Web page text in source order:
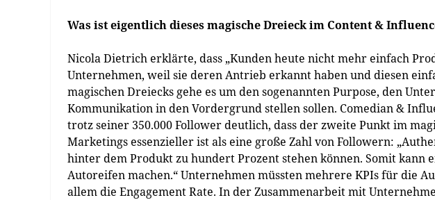
Was ist eigentlich dieses magische Dreieck im Content &
Nicola Dietrich erklärte, dass „Kunden heute nicht mehr einfach
Unternehmen, weil sie deren Antrieb erkannt haben und diesen
magischen Dreiecks gehe es um den sogenannten Purpose, den
Kommunikation in den Vordergrund stellen sollen. Comedian &
trotz seiner 350.000 Follower deutlich, dass der zweite Punkt im
Marketings essenzieller ist als eine große Zahl von Followern:
hinter dem Produkt zu hundert Prozent stehen können. Somit kann
Autoreifen machen.“ Unternehmen müssten mehrere KPIs für die
allem die Engagement Rate. In der Zusammenarbeit mit